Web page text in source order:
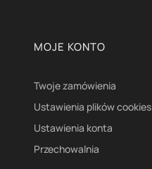
Linki w stopce
MOJE KONTO
Twoje zamówienia
Ustawienia plików cookies
Ustawienia konta
Przechowalnia